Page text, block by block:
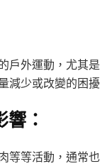
戶外運動，尤其是
減少或改變的困擾
：
等等活動，通常也